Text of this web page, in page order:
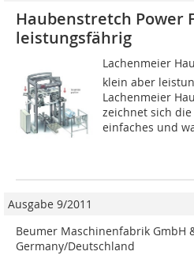
Haubenstretch Power
leistungsfährig
Lachenmeier
klein aber
Lachenmeier
zeichnet sich
einfaches und
Ausgabe 9/2011
Beumer Maschinenfabrik GmbH
Germany/Deutschland